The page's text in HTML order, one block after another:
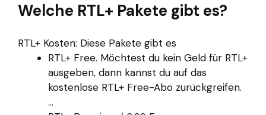
Welche RTL+ Pakete gibt es?
RTL+ Kosten: Diese Pakete gibt es
RTL+ Free. Möchtest du kein Geld für RTL+
ausgeben, dann kannst du auf das
kostenlose RTL+ Free-Abo zurückgreifen.
...